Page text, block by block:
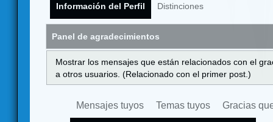
Información del Perfil Distinciones
Panel de agradecimientos
Mostrar los mensajes que están relacionados con el
a otros usuarios. (Relacionado con el primer post.)
Mensajes tuyos Temas tuyos Gracias